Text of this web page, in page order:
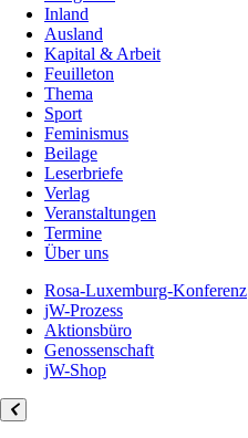
Inland
Ausland
Kapital & Arbeit
Feuilleton
Thema
Sport
Feminismus
Beilage
Leserbriefe
Verlag
Veranstaltungen
Termine
Über uns
Rosa-Luxemburg-Konferenz
jW-Prozess
Aktionsbüro
Genossenschaft
jW-Shop